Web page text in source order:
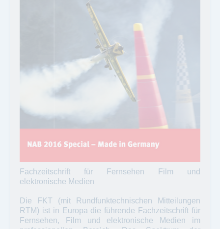
Fachzeitschrift für Fernsehen Film und
elektronische Medien
Die FKT (mit Rundfunktechnischen Mitteilungen
RTM) ist in Europa die führende Fachzeitschrift für
Fernsehen, Film und elektronische Medien im